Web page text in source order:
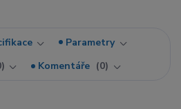
Parametry
Komentáře 0